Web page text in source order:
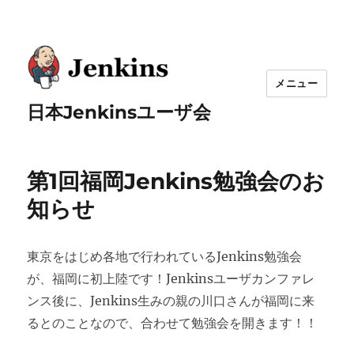
日本Jenkinsユーザ会
メニュー
第1回福岡Jenkins勉強会のお
知らせ
東京をはじめ各地で行われているJenkins勉強会
が、福岡に初上陸です！Jenkinsユーザカンファレ
ンス後に、Jenkins生みの親の川口さんが福岡に来
るとのことなので、合わせて勉強会を開きます！！